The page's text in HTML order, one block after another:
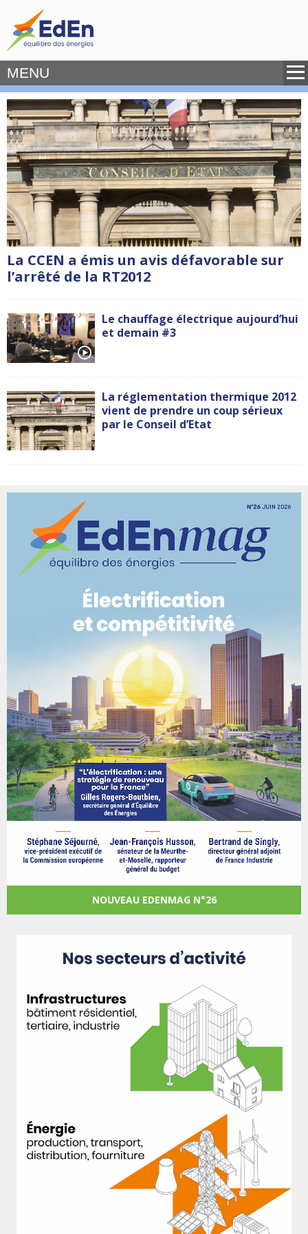
MENU
La CCEN a émis un avis défavorable sur
l’arrêté de la RT2012
Le chauffage électrique aujourd’hui
et demain #3
La réglementation thermique 2012
vient de prendre un coup sérieux
par le Conseil d’Etat
NOUVEAU EDENMAG N°26